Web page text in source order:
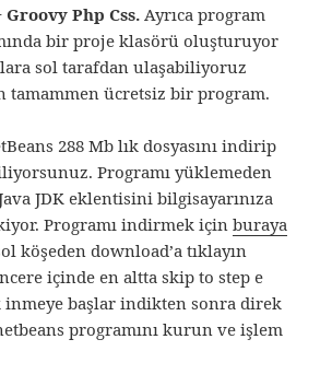
Groovy Php Css. Ayrıca program
bir proje klasörü oluşturuyor
sol tarafdan ulaşabiliyoruz
tamammen ücretsiz bir program.
288 Mb lık dosyasını indirip
Programı yüklemeden
JDK eklentisini bilgisayarınıza
Programı indirmek içinburaya
köşeden download’a tıklayın
içinde en altta skip to step e
inmeye başlar indikten sonra direk
programını kurun ve işlem